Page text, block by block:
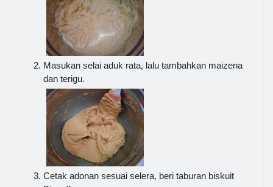
Masukan selai aduk rata, lalu tambahkan maizena
dan terigu.
Cetak adonan sesuai selera, beri taburan biskuit